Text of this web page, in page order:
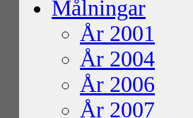
Målningar
År 2001
År 2004
År 2006
År 2007